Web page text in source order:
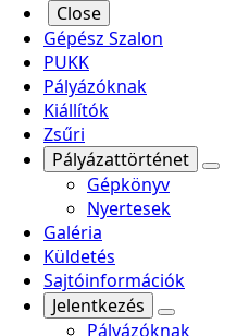
Close
Gépész Szalon
PUKK
Pályázóknak
Kiállítók
Zsűri
Pályázattörténet
Gépkönyv
Nyertesek
Galéria
Küldetés
Sajtóinformációk
Jelentkezés
Pályázóknak